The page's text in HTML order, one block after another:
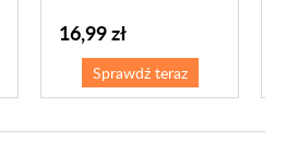
16,99 zł
Sprawdź teraz